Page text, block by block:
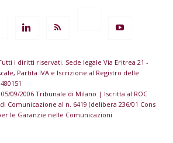
i diritti riservati. Sede legale Via Eritrea 21 -
Partita IVA e Iscrizione al Registro delle
09/2006 Tribunale di Milano | Iscritta al ROC
Comunicazione al n. 6419 (delibera 236/01 Cons
le Garanzie nelle Comunicazioni